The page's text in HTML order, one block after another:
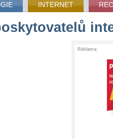
INTERNET
Reklama: